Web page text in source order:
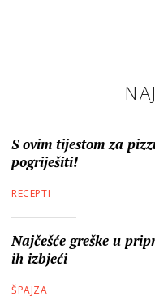
S ovim tijestom za
pogriješiti!
RECEPTI
Najčešće greške u
ih izbjeći
ŠPAJZA